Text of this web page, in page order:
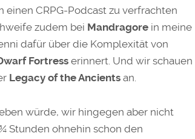
CRPG-Podcast zu verfrachten
zudem bei Mandragorein meine
dafür über die Komplexität von
Fortresserinnert. Und wir schauen
Legacy of the Ancientsan.
würde, wir hingegen aber nicht
Stunden ohnehin schon den